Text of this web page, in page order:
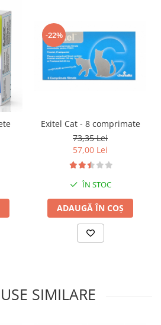
-22%
Exitel Cat - 8 comprimate
73,35 Lei
57,00 Lei
ÎN STOC
ADAUGĂ ÎN COȘ
SIMILARE